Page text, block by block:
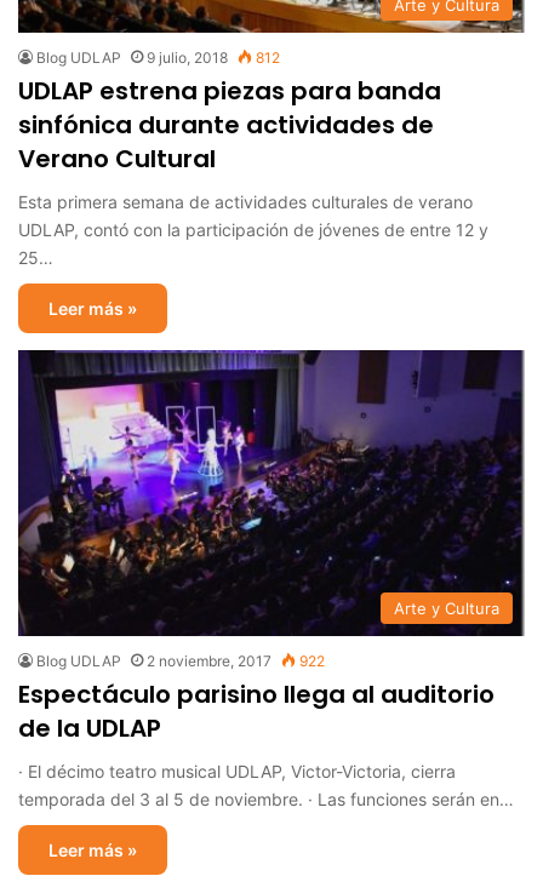
Arte y Cultura
Blog UDLAP 9 julio, 2018 812
UDLAP estrena piezas para banda
sinfónica durante actividades de
Verano Cultural
Esta primera semana de actividades culturales de verano
UDLAP, contó con la participación de jóvenes de entre 12 y
25…
Leer más »
Arte y Cultura
Blog UDLAP 2 noviembre, 2017 922
Espectáculo parisino llega al auditorio
de la UDLAP
· El décimo teatro musical UDLAP, Victor-Victoria, cierra
temporada del 3 al 5 de noviembre. · Las funciones serán en…
Leer más »